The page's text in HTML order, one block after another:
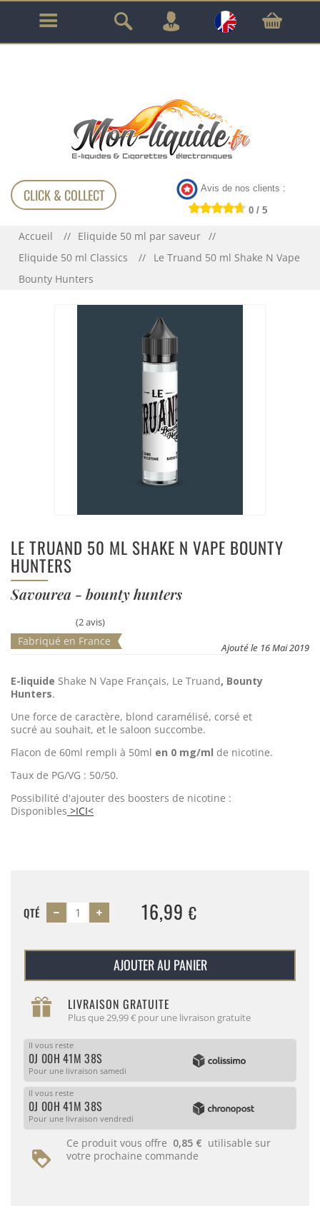
GARANTIE À VIE SUR TOUT LE MATÉRIEL
!!!
CLICK & COLLECT Avis de nos clients :
0 / 5
Accueil
Eliquide 50 ml par saveur
Eliquide 50 ml Classics
Le Truand 50 ml Shake N Vape
Bounty Hunters
LE TRUAND 50 ML SHAKE N VAPE BOUNTY
HUNTERS
Savourea - bounty hunters
(2 avis)
Ajouté le 16 Mai 2019
Fabriqué en France
E-liquide Shake N Vape Français, Le Truand, Bounty
Hunters.
Une force de caractère, blond caramélisé, corsé et
sucré au souhait, et le saloon succombe.
Flacon de 60ml rempli à 50ml en 0 mg/ml de nicotine.
Taux de PG/VG : 50/50.
Possibilité d'ajouter des boosters de nicotine :
Disponibles >ICI<
QTÉ 16,99€
AJOUTER AU PANIER
LIVRAISON GRATUITE
Plus que 29,99 € pour une livraison gratuite
Il vous reste
0J 00H 41M 38S
Pour une livraison samedi
Il vous reste
0J 00H 41M 38S
Pour une livraison vendredi
Ce produit vous offre 0,85 € utilisable sur
votre prochaine commande